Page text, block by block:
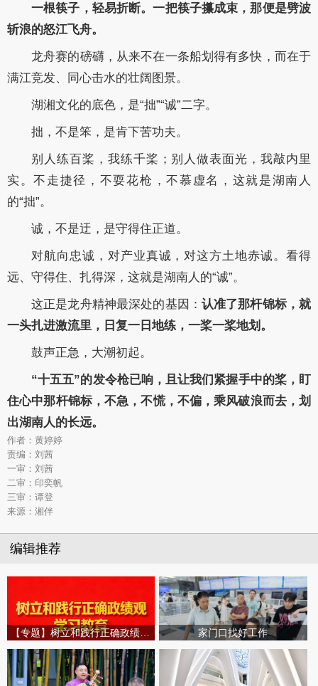
一根筷子，轻易折断。一把筷子攥成束，那便是劈波
斩浪的怒江飞舟。
龙舟赛的磅礴，从来不在一条船划得有多快，而在于
满江竞发、同心击水的壮阔图景。
湖湘文化的底色，是“拙”“诚”二字。
拙，不是笨，是肯下苦功夫。
别人练百桨，我练千桨；别人做表面光，我敲内里
实。不走捷径，不耍花枪，不慕虚名，这就是湖南人
的“拙”。
诚，不是迂，是守得住正道。
对航向忠诚，对产业真诚，对这方土地赤诚。看得
远、守得住、扎得深，这就是湖南人的“诚”。
这正是龙舟精神最深处的基因： 认准了那杆锦标，就
一头扎进激流里，日复一日地练，一桨一桨地划。
鼓声正急，大潮初起。
“十五五”的发令枪已响，且让我们紧握手中的桨，盯
住心中那杆锦标，不急，不慌，不偏，乘风破浪而去，划
出湖南人的长远。
作者：黄婷婷
责编：刘茜
一审：刘茜
二审：印奕帆
三审：谭登
来源：湘伴
编辑推荐
家门口找好工作